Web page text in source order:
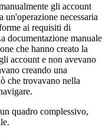
gli account
necessaria
ai requisiti di
documentazione manuale
che hanno creato la
account e non avevano
creando una
che trovavano nella
quadro complessivo,